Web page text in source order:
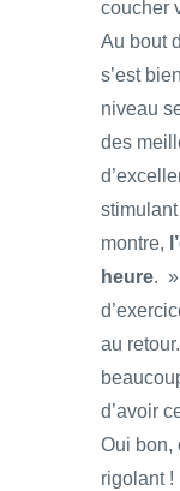
coucher
Au bout
s’est
niveau
des
montre,
heure. »
au
d’avoir
Oui bon,
rigolant !